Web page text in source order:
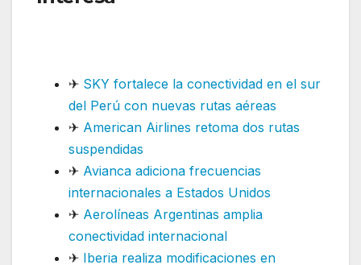
✈ SKY fortalece la conectividad en el sur
del Perú con nuevas rutas aéreas
✈ American Airlines retoma dos rutas
suspendidas
✈ Avianca adiciona frecuencias
internacionales a Estados Unidos
✈ Aerolíneas Argentinas amplia
conectividad internacional
✈ Iberia realiza modificaciones en